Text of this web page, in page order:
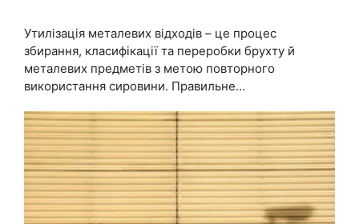
Утилізація металевих відходів – це процес
збирання, класифікації та переробки брухту й
металевих предметів з метою повторного
використання сировини. Правильне…